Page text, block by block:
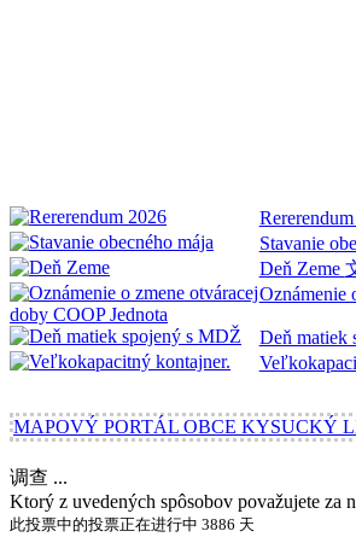
Stavanie
Deň Zeme
Oznámenie
Deň matiek
MAPOVÝ PORTÁL OBCE KYSUCKÝ
调查 ...
Ktorý z uvedených spôsobov považujete za
此投票中的投票正在进行中 3886 天